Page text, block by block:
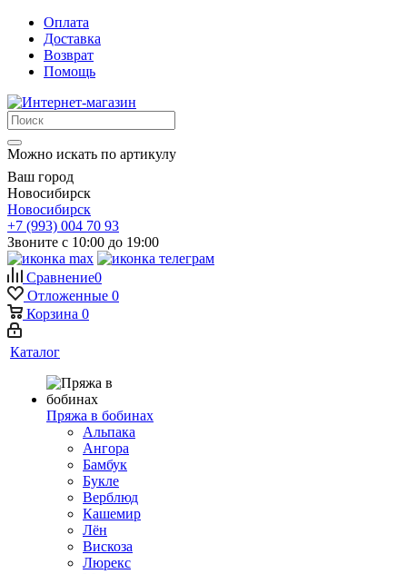
Оплата
Доставка
Возврат
Помощь
Можно искать по артикулу
Ваш город
Новосибирск
Новосибирск
+7 (993) 004 70 93
Звоните с 10:00 до 19:00
Сравнение0
Отложенные 0
Корзина 0
Каталог
Пряжа в бобинах
Альпака
Ангора
Бамбук
Букле
Верблюд
Кашемир
Лён
Вискоза
Люрекс